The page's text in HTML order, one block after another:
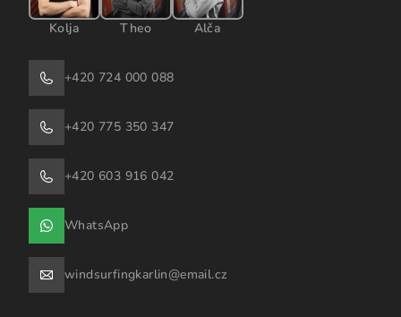
Kolja Theo Alča
+420 724 000 088
+420 775 350 347
+420 603 916 042
WhatsApp
windsurfingkarlin@email.cz